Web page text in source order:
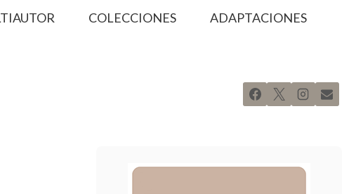
COLECCIONES ADAPTACIONES